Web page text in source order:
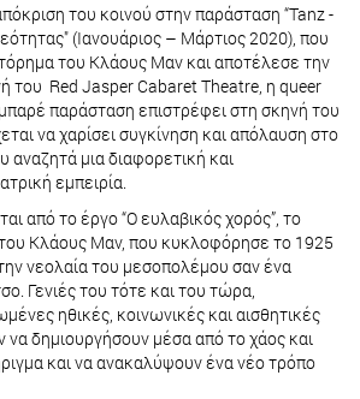
του κοινού στην παράσταση “Tanz -
(Ιανουάριος – Μάρτιος 2020), που
του Κλάους Μαν και αποτέλεσε την
του Red Jasper Cabaret Theatre, η queer
παράσταση επιστρέφει στη σκηνή του
να χαρίσει συγκίνηση και απόλαυση στο
αναζητά μια διαφορετική και
εμπειρία.
από το έργο “Ο ευλαβικός χορός”, το
Κλάους Μαν, που κυκλοφόρησε το 1925
νεολαία του μεσοπολέμου σαν ένα
Γενιές του τότε και του τώρα,
ηθικές, κοινωνικές και αισθητικές
να δημιουργήσουν μέσα από το χάος και
και να ανακαλύψουν ένα νέο τρόπο